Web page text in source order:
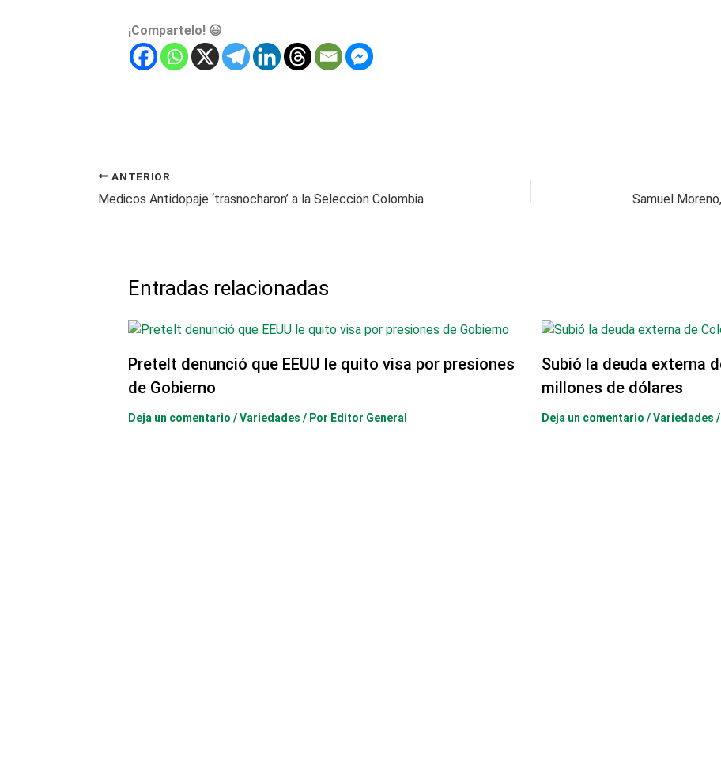
¡Compartelo! 😃
ANTERIOR
Medicos Antidopaje ‘trasnocharon’ a la Selección Colombia
Entradas relacionadas
Pretelt denunció que EEUU le quito visa por presiones
de Gobierno
Deja un comentario /Variedades / Por Editor General
Subió la deuda externa
millones de dólares
Deja un comentario /Variedades